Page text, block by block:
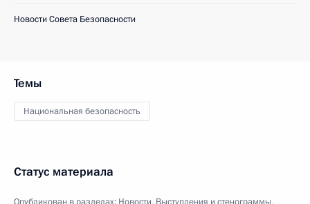
Новости Совета Безопасности
Темы
Национальная безопасность
Статус материала